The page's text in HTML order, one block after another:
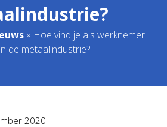
» Hoe vind je als werknemer
de metaalindustrie?
2020